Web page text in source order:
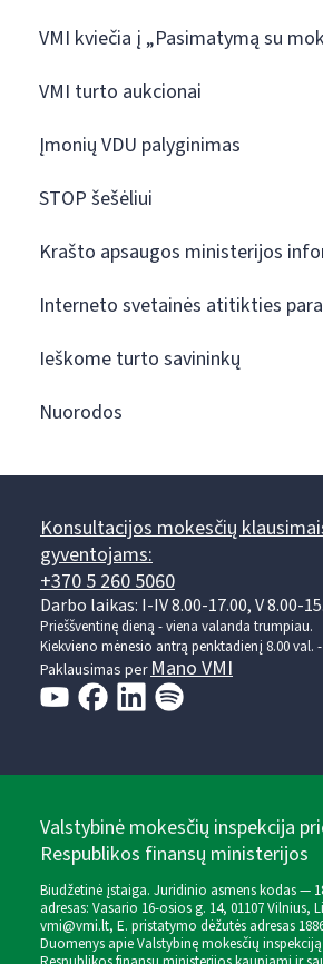
VMI kviečia į „Pasimatymą su
VMI turto aukcionai
Įmonių VDU palyginimas
STOP šešėliui
Krašto apsaugos ministerijos
Interneto svetainės atitikties
Ieškome turto savininkų
Nuorodos
Konsultacijos mokesčių
gyventojams:
+370 5 260 5060
Darbo laikas: I-IV 8.00-17.00, V 8.00-
Prieššventinę dieną - viena valanda trumpiau.
Kiekvieno mėnesio antrą penktadienį 8.00 val. -
Paklausimas per Mano VMI
Valstybinė mokesčių inspekcija
Respublikos finansų ministerijos
Biudžetinė įstaiga. Juridinio asmens kodas —
adresas: Vasario 16-osios g. 14, 01107 Vilnius,
vmi@vmi.lt, E. pristatymo dėžutės adresas
Duomenys apie Valstybinę mokesčių